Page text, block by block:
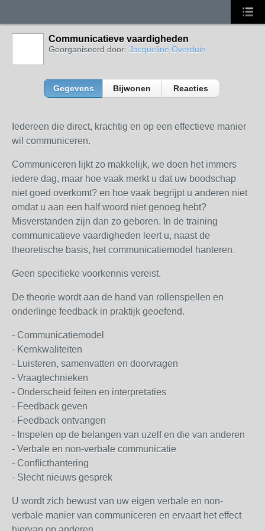
Communicatieve vaardigheden
Georganiseerd door: Jacqueline Overduin
Gegevens Bijwonen Reacties
Iedereen die direct, krachtig en op een effectieve manier
wil communiceren.
Communiceren lijkt zo makkelijk, we doen het immers
iedere dag, maar hoe vaak merkt u dat uw boodschap
niet goed overkomt? en hoe vaak begrijpt u anderen niet
omdat u aan een half woord niet genoeg hebt?
Misverstanden zijn dan zo geboren. In de training
communicatieve vaardigheden leert u, naast de
theoretische basis, het communicatiemodel hanteren.
Geen specifieke voorkennis vereist.
De theorie wordt aan de hand van rollenspellen en
onderlinge feedback in praktijk geoefend.
- Communicatiemodel
- Kernkwaliteiten
- Luisteren, samenvatten en doorvragen
- Vraagtechnieken
- Onderscheid feiten en interpretaties
- Feedback geven
- Feedback ontvangen
- Inspelen op de belangen van uzelf en die van anderen
- Verbale en non-verbale communicatie
- Conflicthantering
- Slecht nieuws gesprek
U wordt zich bewust van uw eigen verbale en non-
verbale manier van communiceren en ervaart het effect